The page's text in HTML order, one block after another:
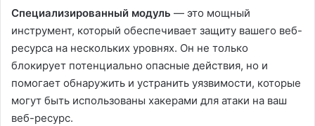
Специализированный модуль — это мощный
инструмент, который обеспечивает защиту вашего веб-
ресурса на нескольких уровнях. Он не только
блокирует потенциально опасные действия, но и
помогает обнаружить и устранить уязвимости, которые
могут быть использованы хакерами для атаки на ваш
веб-ресурс.